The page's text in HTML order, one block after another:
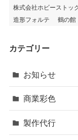
株式会社ホビーストッ
造形フォルテ
鶴の館
カテゴリー
お知らせ
商業彩色
製作代行